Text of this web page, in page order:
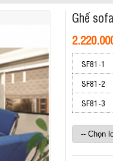
Ghế
SF81-1
SF81-2
SF81-3